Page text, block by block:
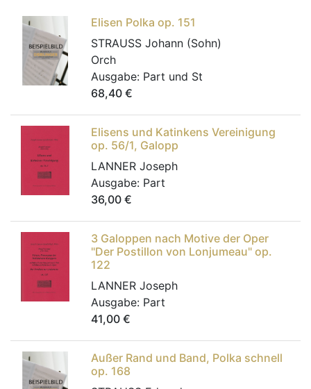
Elisen Polka op. 151
STRAUSS Johann (Sohn)
Orch
Ausgabe: Part und St
68,40 €
Elisens und Katinkens Vereinigung
op. 56/1, Galopp
LANNER Joseph
Ausgabe: Part
36,00 €
3 Galoppen nach Motive der Oper
"Der Postillon von Lonjumeau" op.
122
LANNER Joseph
Ausgabe: Part
41,00 €
Außer Rand und Band, Polka schnell
op. 168